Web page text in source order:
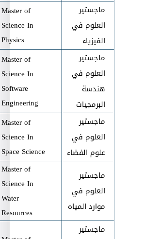
ماجستير
العلوم في
الفيزياء
Master of
Science In
Physics
ماجستير
العلوم في
هندسة
البرمجيات
Master of
Science In
Software
Engineering
ماجستير
العلوم في
علوم الفضاء
Master of
Science In
Space Science
ماجستير
العلوم في
موارد المياه
Master of
Science In
Water
Resources
ماجستير